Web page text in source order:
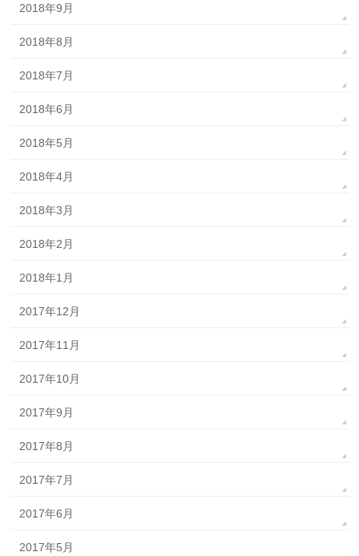
2018年9月
2018年8月
2018年7月
2018年6月
2018年5月
2018年4月
2018年3月
2018年2月
2018年1月
2017年12月
2017年11月
2017年10月
2017年9月
2017年8月
2017年7月
2017年6月
2017年5月